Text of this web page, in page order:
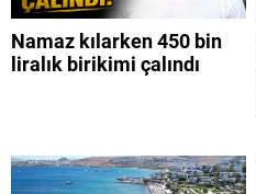
Namaz kılarken 450 bin
liralık birikimi çalındı